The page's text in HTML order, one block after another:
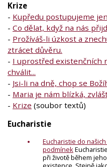
Krize
- Kupředu postupujeme
- Co dělat, když na nás
- Prožíváš-li úzkost a
ztrácet důvěru.
- I uprostřed existenčních
chválit...
- Jsi-li na dně, chop se
- Maria je nám blízká,
- Krize (soubor textů)
Eucharistie
Eucharistie do
podmínek
při životě během